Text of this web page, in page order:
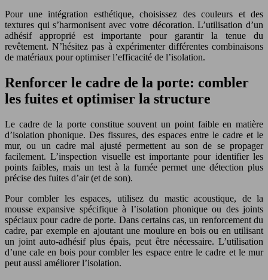
Pour une intégration esthétique, choisissez des couleurs et des
textures qui s’harmonisent avec votre décoration. L’utilisation d’un
adhésif approprié est importante pour garantir la tenue du
revêtement. N’hésitez pas à expérimenter différentes combinaisons
de matériaux pour optimiser l’efficacité de l’isolation.
Renforcer le cadre de la porte: combler
les fuites et optimiser la structure
Le cadre de la porte constitue souvent un point faible en matière
d’isolation phonique. Des fissures, des espaces entre le cadre et le
mur, ou un cadre mal ajusté permettent au son de se propager
facilement. L’inspection visuelle est importante pour identifier les
points faibles, mais un test à la fumée permet une détection plus
précise des fuites d’air (et de son).
Pour combler les espaces, utilisez du mastic acoustique, de la
mousse expansive spécifique à l’isolation phonique ou des joints
spéciaux pour cadre de porte. Dans certains cas, un renforcement du
cadre, par exemple en ajoutant une moulure en bois ou en utilisant
un joint auto-adhésif plus épais, peut être nécessaire. L’utilisation
d’une cale en bois pour combler les espace entre le cadre et le mur
peut aussi améliorer l’isolation.